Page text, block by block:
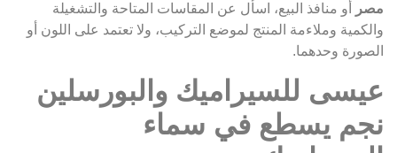
مصر
أو منافذ البيع، اسأل عن المقاسات المتاحة والتشغيلة
والكمية وملاءمة المنتج لموضع التركيب، ولا تعتمد على اللون أو
الصورة وحدهما.
عيسى للسيراميك والبورسلين
نجم يسطع في سماء